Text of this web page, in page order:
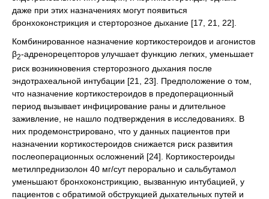
даже при этих назначениях могут появиться
бронхоконстрикция и стерторозное дыхание [17, 21, 22].
Комбинированное назначение кортикостероидов и агонистов
β2-адренорецепторов улучшает функцию легких, уменьшает
риск возникновения стерторозного дыхания после
эндотрахеальной интубации [21, 23]. Предположение о том,
что назначение кортикостероидов в предоперационный
период вызывает инфицирование раны и длительное
заживление, не нашло подтверждения в исследованиях. В
них продемонстрировано, что у данных пациентов при
назначении кортикостероидов снижается риск развития
послеоперационных осложнений [24]. Кортикостероиды
метилпреднизолон 40 мг/сут перорально и сальбутамол
уменьшают бронхоконстрикцию, вызванную интубацией, у
пациентов с обратимой обструкцией дыхательных путей и